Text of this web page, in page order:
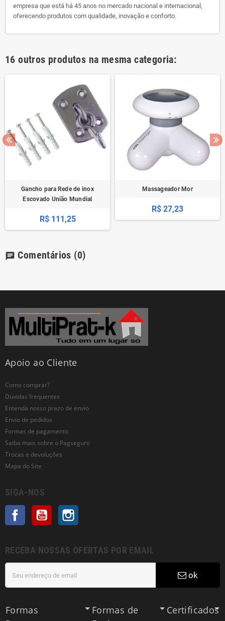
empresa que está há 45 anos no mercado nacional e internacional,
oferecendo produtos com qualidade, inovação e conforto.
16 outros produtos na mesma categoria:
Gancho para Rede de inox
Escovado União Mundial
R$ 111,25
Massageador Mor
R$ 27,23
chat Comentários (0)
Apoio ao Cliente
Como comprar?
Duvidas frequentes
Entenda nosso prazo de envio
Envio de pedidos
Formas de pagamento
Saiba mais sobre o Pagseguro
Trocas e devoluções
Mapa do Site
SIGA-NOS
Facebook YouTube
RECEBA NOSSAS OFERTAS POR EMAIL
ok
Formas
Formas de
Certificados